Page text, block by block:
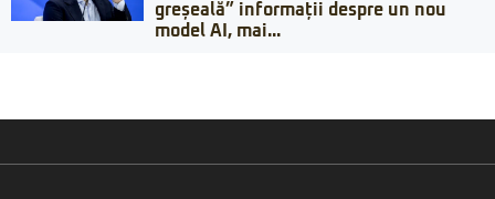
greșeală” informații despre un nou
model AI, mai...